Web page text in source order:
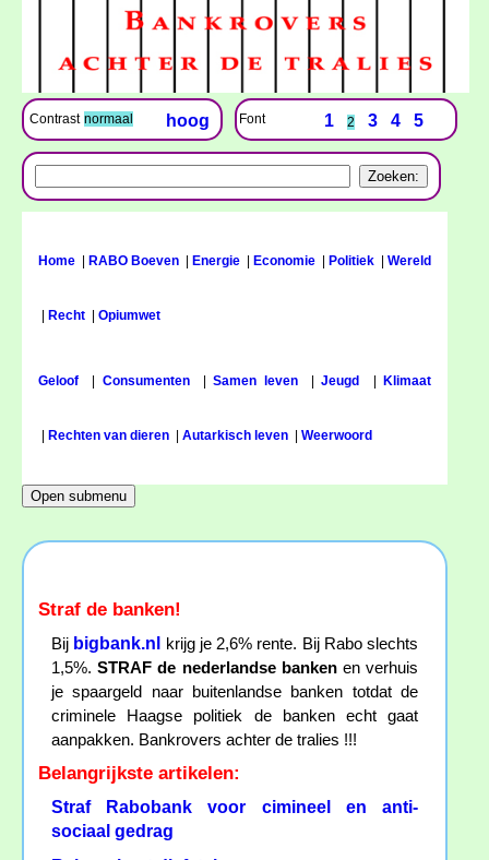
Contrast normaal hoog Font 1 2 3 4 5
Home RABO Boeven Energie Economie Politiek Wereld
Recht Opiumwet
Geloof Consumenten|Samen leven|Jeugd Klimaat
Rechten van dieren Autarkisch leven Weerwoord
Straf de banken!
Bij bigbank.nl
krijg je 2,6% rente. Bij Rabo slechts
1,5%.STRAF de nederlandse bankenen verhuis
je spaargeld naar buitenlandse banken totdat de
criminele Haagse politiek de banken echt gaat
aanpakken. Bankrovers achter de tralies !!!
Belangrijkste artikelen:
Straf Rabobank voor cimineel en anti-
sociaal gedrag